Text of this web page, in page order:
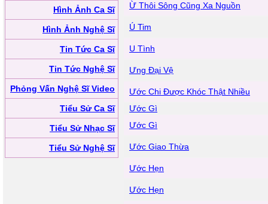
Hình Ảnh Ca Sĩ
Hình Ảnh Nghệ Sĩ
Tin Tức Ca Sĩ
Tin Tức Nghệ Sĩ
Phỏng Vấn Nghệ Sĩ Video
Tiểu Sử Ca Sĩ
Tiểu Sử Nhạc Sĩ
Tiểu Sử Nghệ Sĩ
Ừ Thôi Sông Cũng Xa Nguồn
Ú Tim
U Tình
Ưng Đại Vệ
Ước Chi Được Khóc Thật Nhiều
Ước Gì
Ước Gì
Ước Giao Thừa
Ước Hẹn
Ước Hẹn